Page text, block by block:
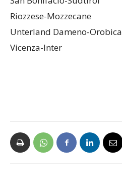
Riozzese-Mozzecane
Unterland Dameno-Orobica
Vicenza-Inter